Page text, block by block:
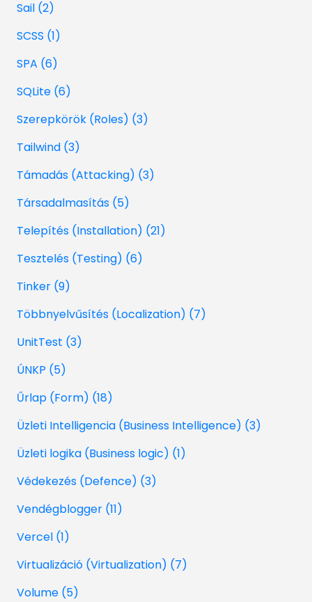
Sail (2)
SCSS (1)
SPA (6)
SQLite (6)
Szerepkörök (Roles) (3)
Tailwind (3)
Támadás (Attacking) (3)
Társadalmasítás (5)
Telepítés (Installation) (21)
Tesztelés (Testing) (6)
Tinker (9)
Többnyelvűsítés (Localization) (7)
UnitTest (3)
ÚNKP (5)
Űrlap (Form) (18)
Üzleti Intelligencia (Business Intelligence) (3)
Üzleti logika (Business logic) (1)
Védekezés (Defence) (3)
Vendégblogger (11)
Vercel (1)
Virtualizáció (Virtualization) (7)
Volume (5)